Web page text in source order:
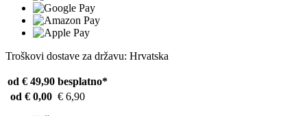
Troškovi dostave za državu: Hrvatska
od € 49,90 besplatno*
od € 0,00 € 6,90